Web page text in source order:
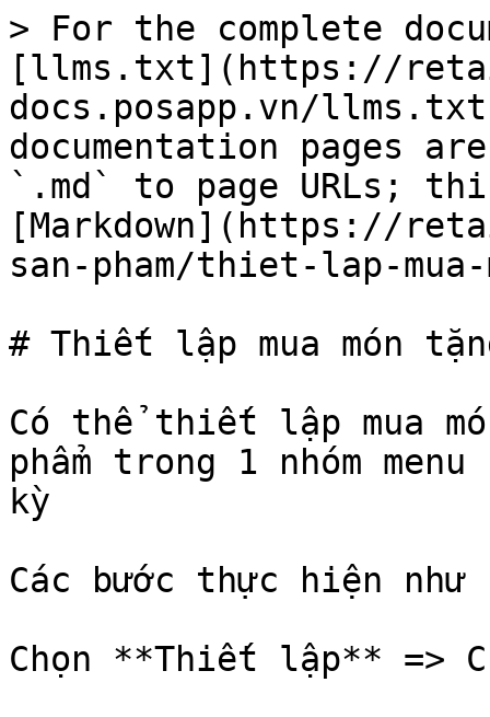
> For the complete
[llms.txt](https://
docs.posapp.vn/
documentation pages
`.md` to page URLs;
[Markdown](https://
san-pham/thiet-lap-mua-
# Thiết lập mua món
Có thể thiết lập mua
phẩm trong 1 nhóm
kỳ
Các bước thực hiện như
Chọn **Thiết lập** =>